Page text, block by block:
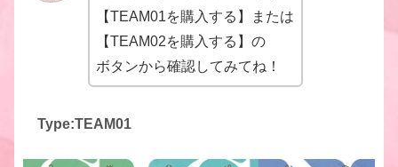
【TEAM01を購入する】または
【TEAM02を購入する】の
ボタンから確認してみてね！
Type:TEAM01